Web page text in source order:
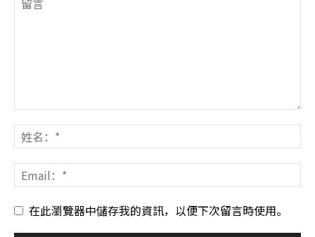
在此瀏覽器中儲存我的資訊，以便下次留言時使用。